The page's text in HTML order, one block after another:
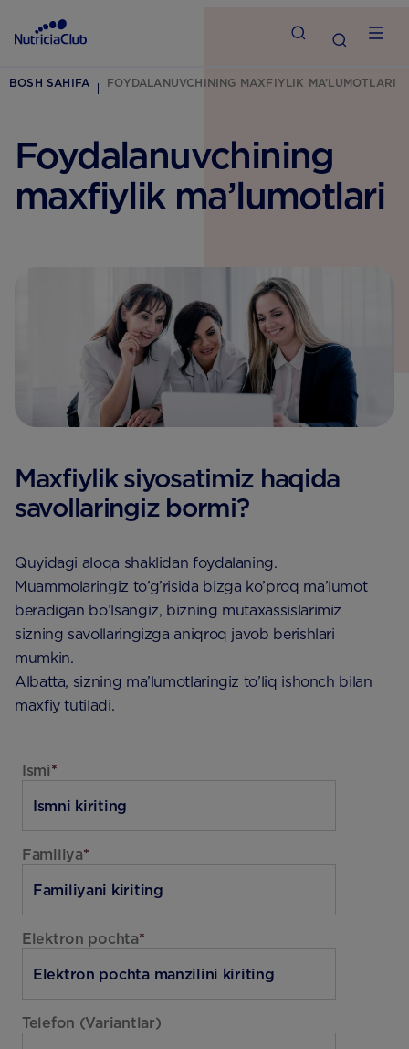
BOSH SAHIFA FOYDALANUVCHINING MAXFIYLIK MA’LUMOTLARI
Foydalanuvchining
maxfiylik ma’lumotlari
Maxfiylik siyosatimiz haqida
savollaringiz bormi?
Quyidagi aloqa shaklidan foydalaning.
Muammolaringiz to’g’risida bizga ko’proq ma’lumot
beradigan bo’lsangiz, bizning mutaxassislarimiz
sizning savollaringizga aniqroq javob berishlari
mumkin.
Albatta, sizning ma’lumotlaringiz to’liq ishonch bilan
maxfiy tutiladi.
Ismi*
Familiya*
Elektron pochta*
Telefon (Variantlar)